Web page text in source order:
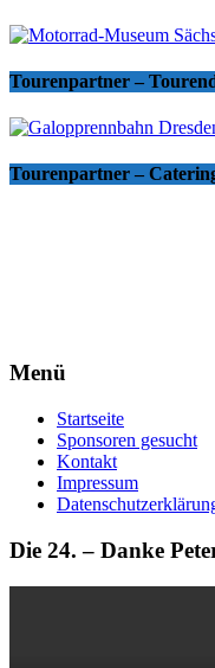
Tourenpartner –
Tourenpartner –
Menü
Startseite
Sponsoren gesucht
Kontakt
Impressum
Die 24. – Danke